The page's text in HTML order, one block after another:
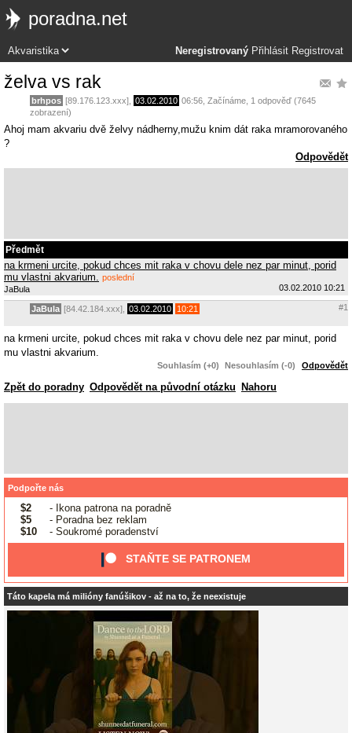
poradna.net
Neregistrovaný Přihlásit Registrovat
želva vs rak
brhpos [89.176.123.xxx], 03.02.2010 06:56 Začínáme , 1 odpověď (7645
zobrazení)
Ahoj mam akvariu dvě želvy nádherny,mužu knim dát raka mramorovaného
?
Odpovědět
Předmět
na krmeni urcite, pokud chces mit raka v chovu dele nez par minut, porid
mu vlastni akvarium.
poslední
JaBula
03.02.2010 10:21
JaBula [84.42.184.xxx], 03.02.2010 10:21 #1
na krmeni urcite, pokud chces mit raka v chovu dele nez par minut, porid
mu vlastni akvarium.
Souhlasím (+0) Nesouhlasím (-0) Odpovědět
Zpět do poradny Odpovědět na původní otázku Nahoru
Podpořte nás
$2
- Ikona patrona na poradně
$5
- Poradna bez reklam
$10
- Soukromé poradenství
STAŇTE SE PATRONEM
Táto kapela má milióny fanúšikov - až na to, že neexistuje